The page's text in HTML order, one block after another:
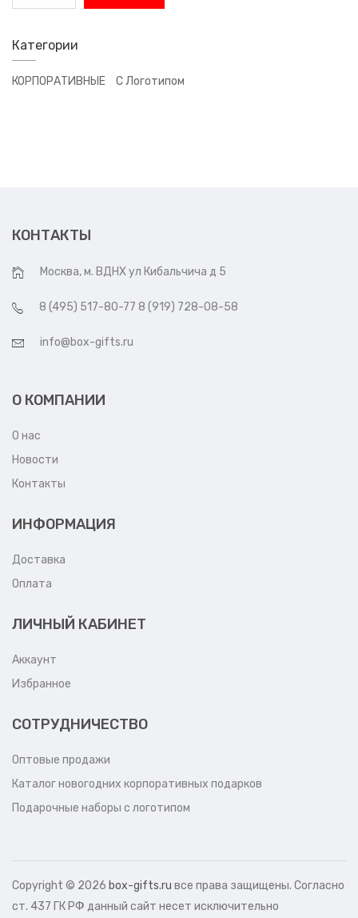
Категории
КОРПОРАТИВНЫЕ С Логотипом
КОНТАКТЫ
Москва, м. ВДНХ ул Кибальчича д 5
8 (495) 517-80-77 8 (919) 728-08-58
info@box-gifts.ru
О КОМПАНИИ
О нас
Новости
Контакты
ИНФОРМАЦИЯ
Доставка
Оплата
ЛИЧНЫЙ КАБИНЕТ
Аккаунт
Избранное
СОТРУДНИЧЕСТВО
Оптовые продажи
Каталог новогодних корпоративных подарков
Подарочные наборы с логотипом
Copyright © 2026 box-gifts.ru все права защищены. Согласно
ст. 437 ГК РФ данный сайт несет исключительно